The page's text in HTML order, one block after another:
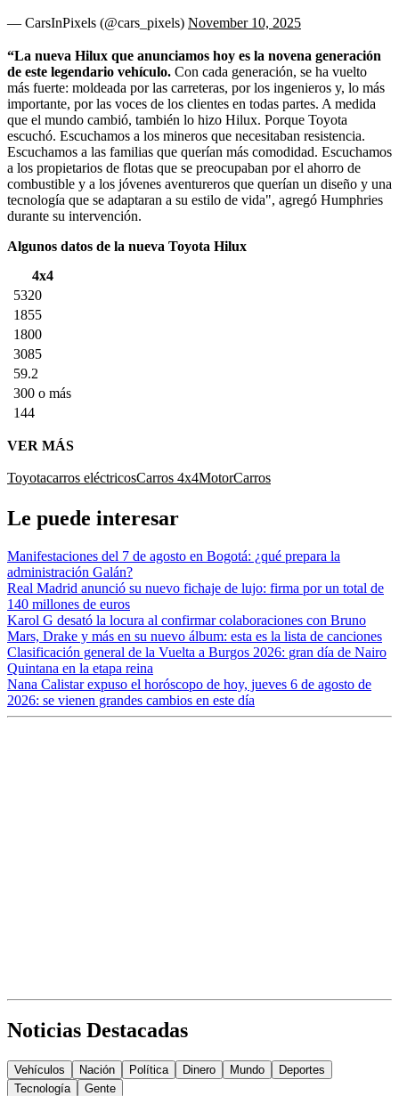
— CarsInPixels (@cars_pixels) November 10, 2025
“La nueva Hilux que anunciamos hoy es la novena generación
de este legendario vehículo. Con cada generación, se ha vuelto
más fuerte: moldeada por las carreteras, por los ingenieros y, lo más
importante, por las voces de los clientes en todas partes. A medida
que el mundo cambió, también lo hizo Hilux. Porque Toyota
escuchó. Escuchamos a los mineros que necesitaban resistencia.
Escuchamos a las familias que querían más comodidad. Escuchamos
a los propietarios de flotas que se preocupaban por el ahorro de
combustible y a los jóvenes aventureros que querían un diseño y una
tecnología que se adaptaran a su estilo de vida", agregó Humphries
durante su intervención.
Algunos datos de la nueva Toyota Hilux
4x4
5320
1855
1800
3085
59.2
300 o más
144
VER MÁS
Toyotacarros eléctricosCarros 4x4MotorCarros
Le puede interesar
Manifestaciones del 7 de agosto en Bogotá: ¿qué prepara la
administración Galán?
Real Madrid anunció su nuevo fichaje de lujo: firma por un total de
140 millones de euros
Karol G desató la locura al confirmar colaboraciones con Bruno
Mars, Drake y más en su nuevo álbum: esta es la lista de canciones
Clasificación general de la Vuelta a Burgos 2026: gran día de Nairo
Quintana en la etapa reina
Nana Calistar expuso el horóscopo de hoy, jueves 6 de agosto de
2026: se vienen grandes cambios en este día
Noticias Destacadas
Vehículos Nación Política Dinero Mundo
Deportes
Tecnología
Gente